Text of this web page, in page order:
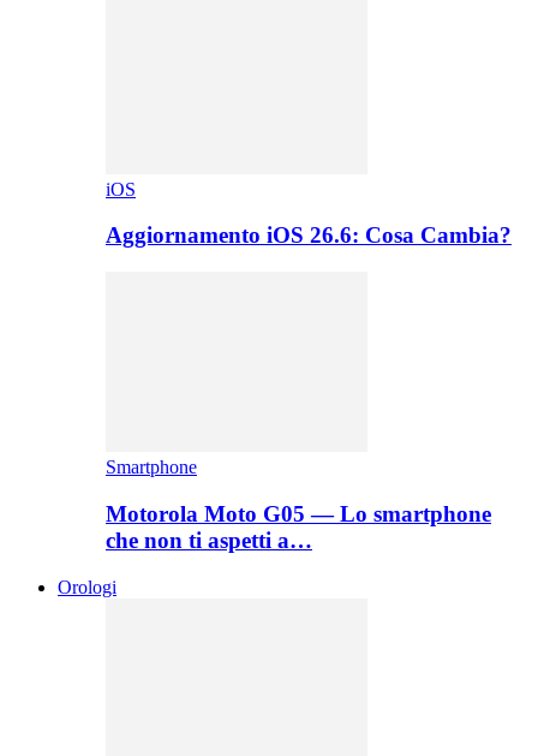
iOS
Aggiornamento iOS 26.6: Cosa Cambia?
Smartphone
Motorola Moto G05 — Lo smartphone
che non ti aspetti a…
Orologi